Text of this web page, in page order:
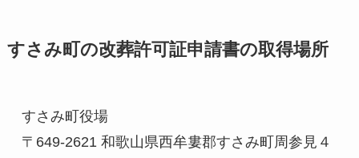
すさみ町の改葬許可証申請書の取得場所
すさみ町役場
〒649-2621 和歌山県西牟婁郡すさみ町周参見４